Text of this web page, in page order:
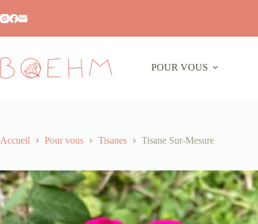
POUR VOUS
Accueil Pour vous Tisanes Tisane Sur-Mesure